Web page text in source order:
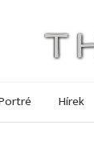
Hírek